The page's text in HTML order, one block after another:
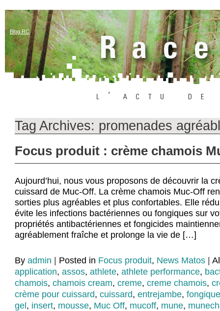
Blog RC
Tag Archives: promenades
Focus produit : crème chamois
Aujourd’hui, nous vous proposons de découvrir la
cuissard de Muc-Off. La crème chamois Muc-Off
sorties plus agréables et plus confortables. Elle
évite les infections bactériennes ou fongiques sur
propriétés antibactériennes et fongicides
agréablement fraîche et prolonge la vie de […]
By admin Posted in Focus produit, News Matos
application, assos, athlete, athlete performance,
chamois, chamois cream, creme, creme chamois,
crème pour cuissard, cuissard, entrejambe, fongique
gel , insert, mousse, Muc Off, mucoff, mune,